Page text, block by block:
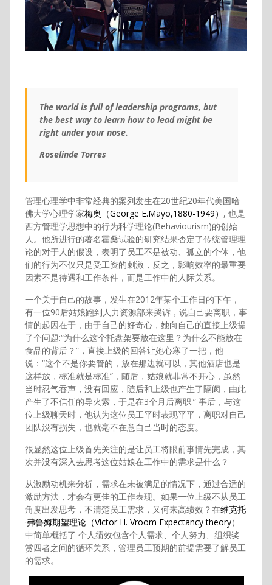
The world is full of leadership programs, but
the best way to learn how to lead might be
right under your nose.
Roselinde Torres
管理心理学中非常经典的案列发生在20世纪20年代美国哈
佛大学心理学家梅奥（George E.Mayo,1880-1949） , 也是
西方管理学思想中的行为科学理论(Behaviourism)的创始
人。他所进行的著名霍桑试验的研究结果否定了传统管理理
论的对于人的假设，表明了员工不是被动、孤立的个体，他
们的行为不仅只是受工资的刺激，反之，影响效率的最重要
因素不是待遇和工作条件，而是工作中的人际关系。
一个关于自己的故事，发生在2012年某个工作日的下午，
有一位90后姑娘跑到人力资源部来哭诉，说自己要离职，事
情的起因在于，由于自己的好奇心，她向自己的直接上级提
了个问题:“为什么这个托盘架要放在这里？为什么不能放在
食品的背后？”，直接上级的回答让她心寒了一把，他
说：“这个不是你要管的，放在那边就可以，其他酒店也是
这样放，标准就是标准”，随后，姑娘就非常不开心，虽然
当时忍气吞声，没有回应，随后和上级也产生了隔阂，由此
产生了不信任的导火索，于是在3个月后离职.” 事后，与这
位上级聊天时，他认为这位员工平时表现平平，离职对自己
团队没有损失，也就毫不在意自己当时的态度。
很显然这位上级首先关注的是让员工将眼前事情先完成，其
次并没有深入去思考这位姑娘在工作中的需求是什么？
从激励动机来分析，需求在未被满足的情况下，通过合适的
激励方法，才会有更佳的工作表现。如果一位上级不从员工
角度出发思考，不清楚员工需求，又何来高绩效？在维克托
·弗鲁姆期望理论（Victor H. Vroom Expectancy theory）
中简单概括了 个人绩效包含个人需求、个人努力、组织奖
赏四者之间的循环关系，管理员工预期的前提需要了解员工
的需求。